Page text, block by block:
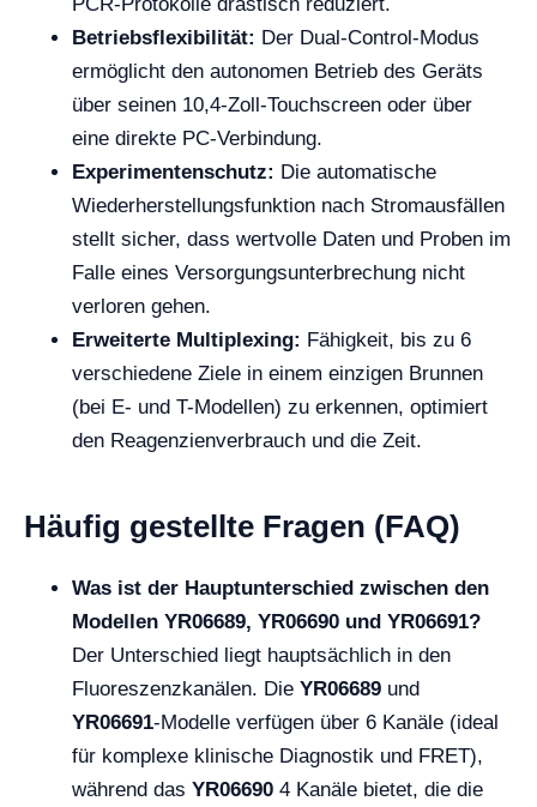
Betriebsflexibilität: Der Dual-Control-Modus
ermöglicht den autonomen Betrieb des Geräts
über seinen 10,4-Zoll-Touchscreen oder über
eine direkte PC-Verbindung.
Experimentenschutz: Die automatische
Wiederherstellungsfunktion nach Stromausfällen
stellt sicher, dass wertvolle Daten und Proben im
Falle eines Versorgungsunterbrechung nicht
verloren gehen.
Erweiterte Multiplexing: Fähigkeit, bis zu 6
verschiedene Ziele in einem einzigen Brunnen
(bei E- und T-Modellen) zu erkennen, optimiert
den Reagenzienverbrauch und die Zeit.
Häufig gestellte Fragen (FAQ)
Was ist der Hauptunterschied zwischen den
Modellen YR06689, YR06690 und YR06691?
Der Unterschied liegt hauptsächlich in den
Fluoreszenzkanälen. Die YR06689 und
YR06691-Modelle verfügen über 6 Kanäle (ideal
für komplexe klinische Diagnostik und FRET),
während das YR06690 4 Kanäle bietet, die die